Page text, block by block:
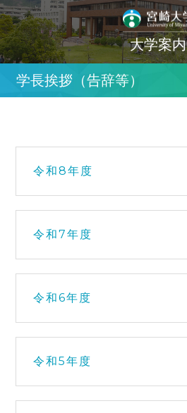
大学案内
学長挨拶（告辞等）
令和8年度
令和7年度
令和6年度
令和5年度